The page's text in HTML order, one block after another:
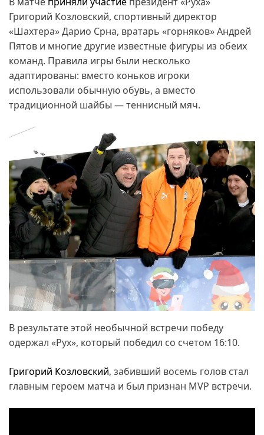
Григорий Козловский, спортивный директор
«Шахтера» Дарио Срна, вратарь «горняков» Андрей
Пятов и многие другие известные фигуры из обеих
команд. Правила игры были несколько
адаптированы: вместо коньков игроки
использовали обычную обувь, а вместо
традиционной шайбы — теннисный мяч.
В результате этой необычной встречи победу
одержал «Рух», который победил со счетом 16:10.
Григорий Козловский, забивший восемь голов стал
главным героем матча и был признан MVP встречи.